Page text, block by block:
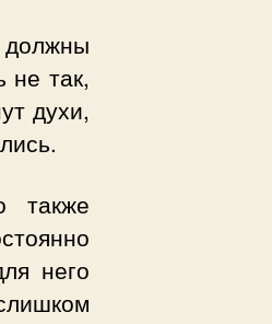
не так,
духи,
также
него